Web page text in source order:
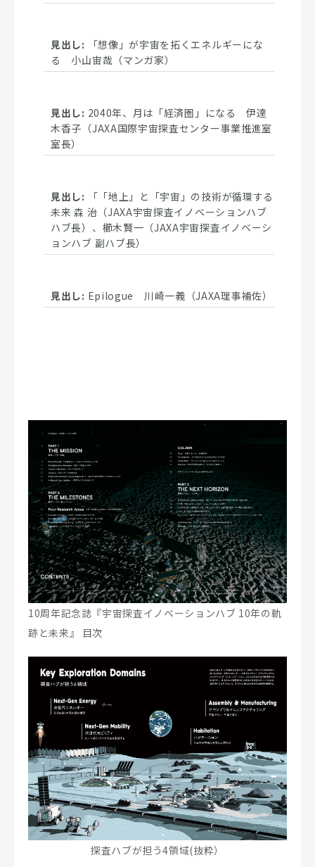
「想像」が宇宙を拓くエネルギーにな
る 小山宙哉（マンガ家）
2040年、月は「経済圏」になる 伊達
木香子（JAXA国際宇宙探査センター事業推進室
室長）
「「地上」と「宇宙」の技術が循環する
未来 森 治（JAXA宇宙探査イノベーションハブ
ハブ長）、櫛木賢一（JAXA宇宙探査イノベーシ
ョンハブ 副ハブ長）
Epilogue 川崎一義（JAXA理事補佐）
10周年記念誌『宇宙探査イノベーションハブ 10年の軌
跡と未来』 目次
探査ハブが担う4領域(抜粋）